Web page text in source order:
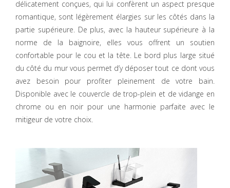
délicatement conçues, qui lui confèrent un aspect presque
romantique, sont légèrement élargies sur les côtés dans la
partie supérieure. De plus, avec la hauteur supérieure à la
norme de la baignoire, elles vous offrent un soutien
confortable pour le cou et la tête. Le bord plus large situé
du côté du mur vous permet d’y déposer tout ce dont vous
avez besoin pour profiter pleinement de votre bain.
Disponible avec le couvercle de trop-plein et de vidange en
chrome ou en noir pour une harmonie parfaite avec le
mitigeur de votre choix.